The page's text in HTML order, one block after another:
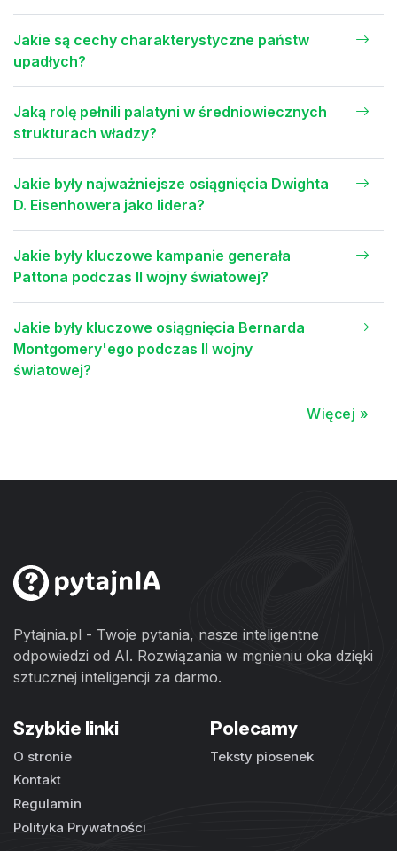
Jakie są cechy charakterystyczne państw
upadłych?
Jaką rolę pełnili palatyni w średniowiecznych
strukturach władzy?
Jakie były najważniejsze osiągnięcia Dwighta
D. Eisenhowera jako lidera?
Jakie były kluczowe kampanie generała
Pattona podczas II wojny światowej?
Jakie były kluczowe osiągnięcia Bernarda
Montgomery'ego podczas II wojny
światowej?
Więcej »
Pytajnia.pl - Twoje pytania, nasze inteligentne
odpowiedzi od AI. Rozwiązania w mgnieniu oka dzięki
sztucznej inteligencji za darmo.
Szybkie linki
O stronie
Kontakt
Regulamin
Polityka Prywatności
Polecamy
Teksty piosenek